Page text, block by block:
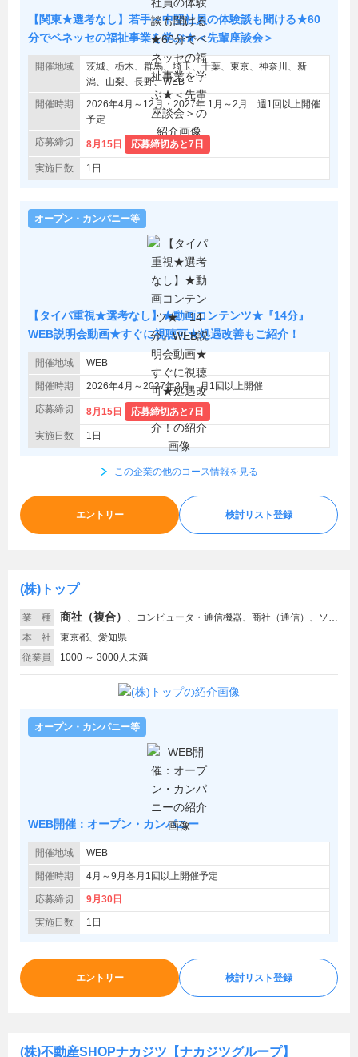
【関東★選考なし】若手～中堅社員の体験談も聞ける★60
分でベネッセの福祉事業を学ぶ★＜先輩座談会＞
開催地域
茨城、栃木、群馬、埼玉、千葉、東京、神奈川、新
潟、山梨、長野、WEB
開催時期
2026年4月～12月・2027年 1月～2月 週1回以上開催
予定
応募締切
8月15日 応募締切あと7日
実施日数 1日
オープン・カンパニー等
【タイパ重視★選考なし】★動画コンテンツ★『14分』
WEB説明会動画★すぐに視聴可★処遇改善もご紹介！
開催地域 WEB
開催時期 2026年4月～2027年2月 月1回以上開催
応募締切 8月15日 応募締切あと7日
実施日数 1日
この企業の他のコース情報を見る
エントリー 検討リスト登録
(株)トップ
業 種 商社（複合） 、 コンピュータ・通信機器、商社（通信）、ソフトウエア、インターネット関連
本 社
東京都、愛知県
従業員
1000 ～ 3000人未満
オープン・カンパニー等
WEB開催：オープン・カンパニー
開催地域 WEB
開催時期 4月～9月各月1回以上開催予定
応募締切 9月30日
実施日数 1日
エントリー 検討リスト登録
(株)不動産SHOPナカジツ【ナカジツグループ】